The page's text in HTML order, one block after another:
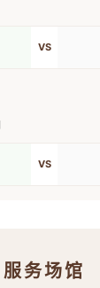
VS
VS
服务场馆